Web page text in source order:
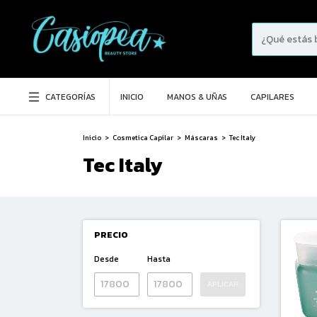
CATEGORÍAS INICIO MANOS & UÑAS CAPILARES
Inicio > Cosmetica Capilar > Máscaras > Tec Italy
Tec Italy
PRECIO
Desde
Hasta